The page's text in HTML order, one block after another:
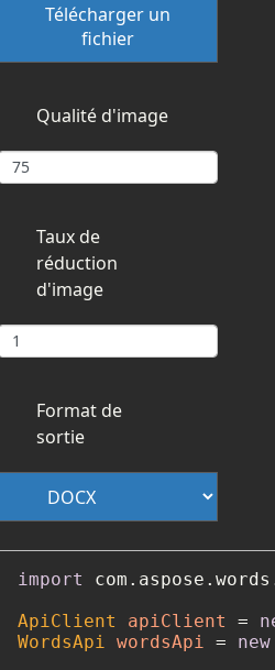
Télécharger un
fichier
Qualité d'image
Taux de
réduction
d'image
Format de
sortie
import
ApiClient
apiClient =
WordsApi wordsApi = new